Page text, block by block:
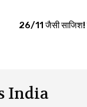
26/11 जैसी साजिश!
India